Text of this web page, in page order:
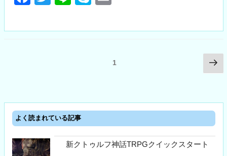
カ
リ
bo tte
pe ail
ビ
ゲ
シ
1
次
の
ジ
よく読まれている記事
新クトゥルフ神話TRPGクイックスタート